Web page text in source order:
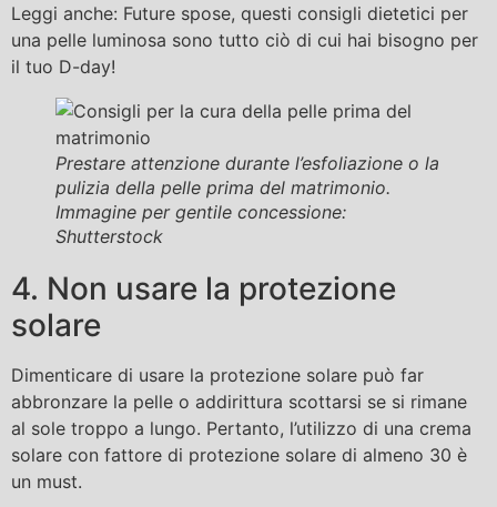
Leggi anche: Future spose, questi consigli dietetici per
una pelle luminosa sono tutto ciò di cui hai bisogno per
il tuo D-day!
Prestare attenzione durante l’esfoliazione o la
pulizia della pelle prima del matrimonio.
Immagine per gentile concessione:
Shutterstock
4. Non usare la protezione
solare
Dimenticare di usare la protezione solare può far
abbronzare la pelle o addirittura scottarsi se si rimane
al sole troppo a lungo. Pertanto, l’utilizzo di una crema
solare con fattore di protezione solare di almeno 30 è
un must.